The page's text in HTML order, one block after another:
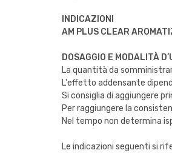
INDICAZIONI
AM PLUS CLEAR
DOSAGGIO E MODALITÀ
La quantità da
L'effetto addensante
Si consiglia di aggiungere
Per raggiungere la
Nel tempo non determina
Le indicazioni seguenti si